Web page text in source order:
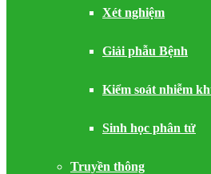
Xét nghiệm
Giải phẫu Bệnh
Kiểm soát nhiễm
Sinh học phân tử
Truyền thông